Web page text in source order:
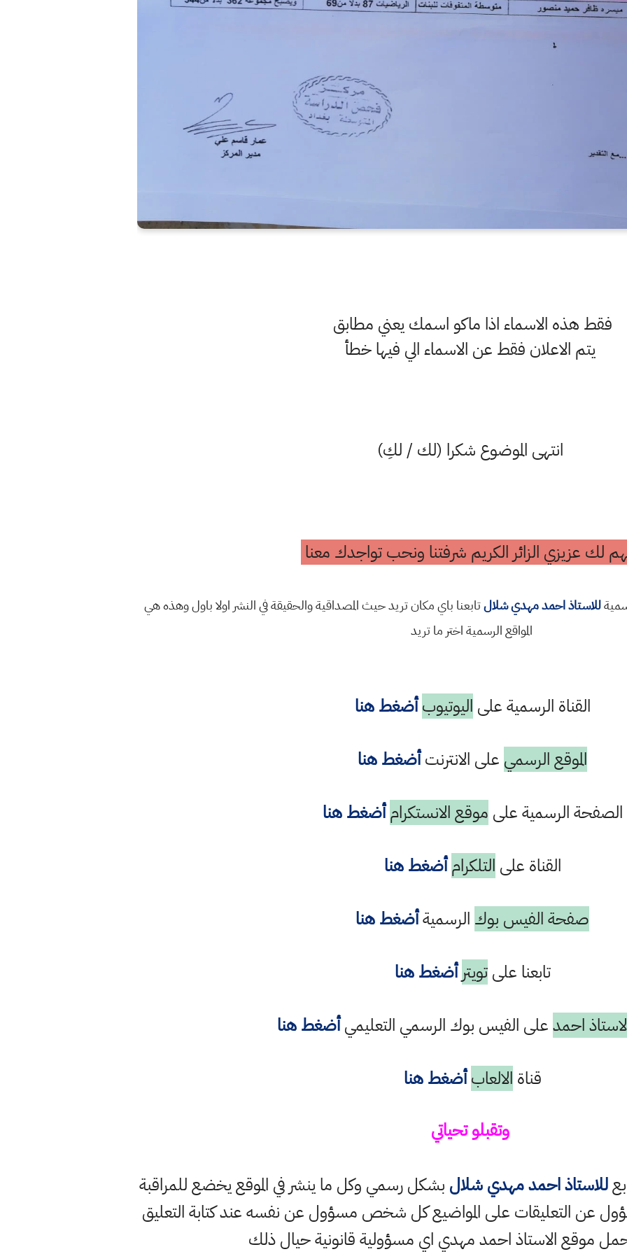
فقط هذه الاسماء اذا ماكو اسمك يعني مطابق
يتم الاعلان فقط عن الاسماء الي فيها خطأ
انتهى الموضوع شكرا (لك / لكِ)
لك عزيزي الزائر الكريم شرفتنا ونحب تواجدك معنا
للاستاذ احمد مهدي شلالتابعنا باي مكان تريد حيث المصداقية والحقيقة في النشر اولا باول وهذه هي
المواقع الرسمية اختر ما تريد
القناة الرسمية على اليوتيوب أضغط هنا
الموقع الرسمي على الانترنتأضغط هنا
الصفحة الرسمية على موقع الانستكرام أضغط هنا
القناة على التلكرام أضغط هنا
صفحة الفيس بوك الرسميةأضغط هنا
تابعنا علىتويتر أضغط هنا
احمدعلى الفيس بوك الرسمي التعليميأضغط هنا
قناة الالعاب أضغط هنا
وتقبلو تحياتي
للاستاذ احمد مهدي شلال بشكل رسمي وكل ما ينشر في الموقع يخضع للمراقبة
عن التعليقات على المواضيع كل شخص مسؤول عن نفسه عند كتابة التعليق
موقع الاستاذ احمد مهدي اي مسؤولية قانونية حيال ذلك